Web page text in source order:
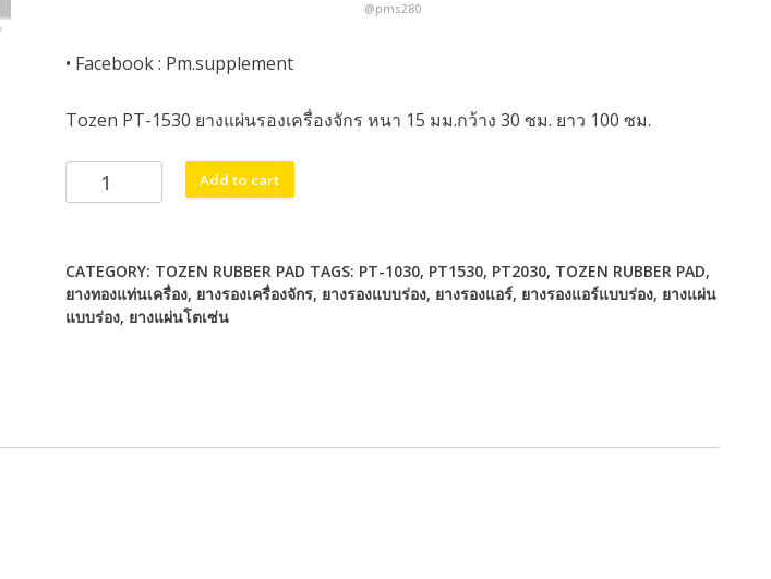
@pms280
• Facebook : Pm.supplement
Tozen PT-1530 ยางแผ่นรองเครื่องจักร หนา 15 มม.กว้าง 30 ซม. ยาว 100 ซม.
Tozen
PT-
แผ่น
รอง
เครื่องจักร
Add to cart
CATEGORY: TOZEN RUBBER PAD TAGS: PT-1030, PT1530, PT2030, TOZEN RUBBER PAD,
ยางทองแท่นเครื่อง, ยางรองเครื่องจักร, ยางรองแบบร่อง, ยางรองแอร์, ยางรองแอร์แบบร่อง, ยางแผ่น
แบบร่อง, ยางแผ่นโตเซ่น